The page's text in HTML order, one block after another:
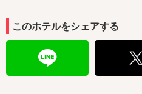
このホテルをシェアする